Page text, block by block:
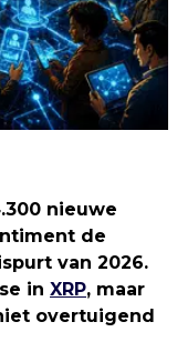
nieuwe
de
van 2026.
in XRP, maar
overtuigend